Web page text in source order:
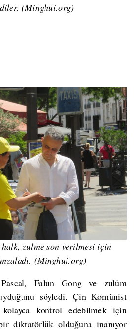
(Minghui.org)
zulme son verilmesi için
(Minghui.org)
Falun Gong ve zulüm
söyledi. Çin Komünist
kolayca kontrol edebilmek için
diktatörlük olduğuna inanıyor